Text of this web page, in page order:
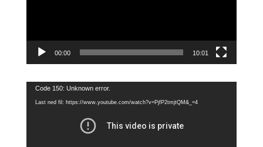
00:00 10:01
Videoavspiller
Code 150: Unknown error.
Last ned fil: https://www.youtube.com/watch?v=PjfP2tmjtQM&_=4